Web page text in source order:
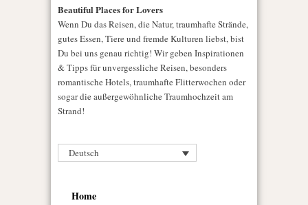
Beautiful Places for Lovers
Wenn Du das Reisen, die Natur, traumhafte Strände,
gutes Essen, Tiere und fremde Kulturen liebst, bist
Du bei uns genau richtig! Wir geben Inspirationen
& Tipps für unvergessliche Reisen, besonders
romantische Hotels, traumhafte Flitterwochen oder
sogar die außergewöhnliche Traumhochzeit am
Strand!
Deutsch
Home